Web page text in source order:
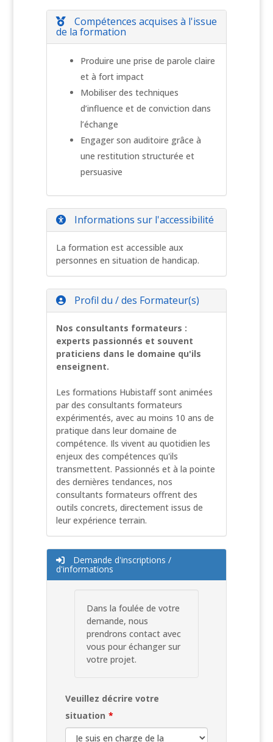
Compétences acquises à l'issue
de la formation
Produire une prise de parole claire
et à fort impact
Mobiliser des techniques
d’influence et de conviction dans
l’échange
Engager son auditoire grâce à
une restitution structurée et
persuasive
Informations sur l'accessibilité
La formation est accessible aux
personnes en situation de handicap.
Profil du / des Formateur(s)
Nos consultants formateurs :
experts passionnés et souvent
praticiens dans le domaine qu'ils
enseignent.
Les formations Hubistaff sont animées
par des consultants formateurs
expérimentés, avec au moins 10 ans de
pratique dans leur domaine de
compétence. Ils vivent au quotidien les
enjeux des compétences qu'ils
transmettent. Passionnés et à la pointe
des dernières tendances, nos
consultants formateurs offrent des
outils concrets, directement issus de
leur expérience terrain.
Demande d'inscriptions /
d'informations
Dans la foulée de votre
demande, nous
prendrons contact avec
vous pour échanger sur
votre projet.
Veuillez décrire votre
situation